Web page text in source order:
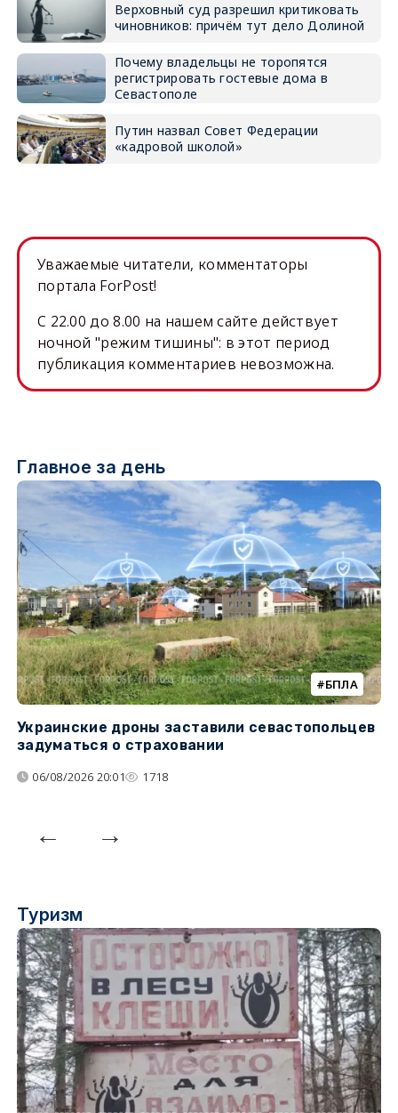
Верховный суд разрешил критиковать
чиновников: причём тут дело Долиной
Почему владельцы не торопятся
регистрировать гостевые дома в
Севастополе
Путин назвал Совет Федерации
«кадровой школой»
Уважаемые читатели, комментаторы
портала ForPost!
C 22.00 до 8.00 на нашем сайте действует
ночной "режим тишины": в этот период
публикация комментариев невозможна.
Главное за день
БПЛА
Украинские дроны заставили севастопольцев
задуматься о страховании
06/08/2026 20:01 1718
Туризм